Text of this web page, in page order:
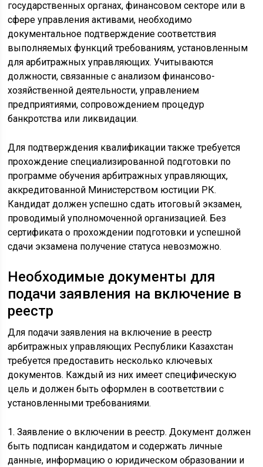
государственных органах, финансовом секторе или в
сфере управления активами, необходимо
документальное подтверждение соответствия
выполняемых функций требованиям, установленным
для арбитражных управляющих. Учитываются
должности, связанные с анализом финансово-
хозяйственной деятельности, управлением
предприятиями, сопровождением процедур
банкротства или ликвидации.
Для подтверждения квалификации также требуется
прохождение специализированной подготовки по
программе обучения арбитражных управляющих,
аккредитованной Министерством юстиции РК.
Кандидат должен успешно сдать итоговый экзамен,
проводимый уполномоченной организацией. Без
сертификата о прохождении подготовки и успешной
сдачи экзамена получение статуса невозможно.
Необходимые документы для
подачи заявления на включение в
реестр
Для подачи заявления на включение в реестр
арбитражных управляющих Республики Казахстан
требуется предоставить несколько ключевых
документов. Каждый из них имеет специфическую
цель и должен быть оформлен в соответствии с
установленными требованиями.
1. Заявление о включении в реестр. Документ должен
быть подписан кандидатом и содержать личные
данные, информацию о юридическом образовании и